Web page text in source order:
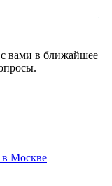
вами в ближайшее
в Москве